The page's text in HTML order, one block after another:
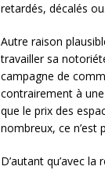
retardés, décalés
Autre raison
travailler sa
campagne de
contrairement à une
que le prix des
nombreux, ce n’est
D’autant qu’avec